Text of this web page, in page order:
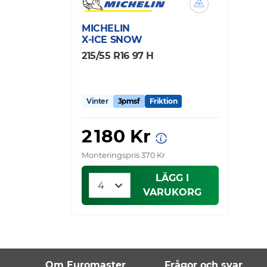
MICHELIN
X-ICE SNOW
215/55 R16 97 H
Vinter 3pmsf Friktion
2 180 Kr
Monteringspris 370 Kr
LÄGG I
VARUKORG